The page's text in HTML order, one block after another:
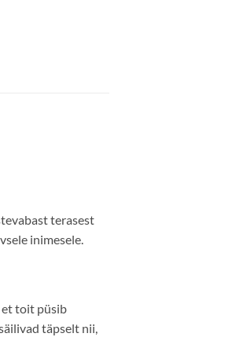
terasest
inimesele.
et toit püsib
täpselt nii,